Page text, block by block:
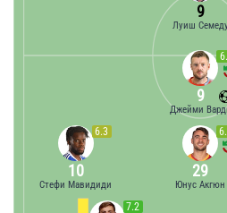
9
Луиш
7.2
6.3
10
Стефи Мавидиди
29
Юнус Акгюн
9
Джейми